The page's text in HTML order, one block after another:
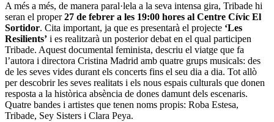
A més a més, de manera paral·lela a la seva intensa gira, Tribade hi
seran el proper27 de febrer a les 19:00 hores al Centre Cívic El
Sortidor. Cita important, ja que es presentarà el projecte ‘Les
Resilients’ i es realitzarà un posterior debat en el qual participen
Tribade. Aquest documental feminista, descriu el viatge que fa
l’autora i directora Cristina Madrid amb quatre grups musicals: des
de les seves vides durant els concerts fins el seu dia a dia. Tot allò
per descobrir les seves realitats i els nous espais culturals que donen
resposta a la històrica absència de dones damunt dels escenaris.
Quatre bandes i artistes que tenen noms propis: Roba Estesa,
Tribade, Sey Sisters i Clara Peya.